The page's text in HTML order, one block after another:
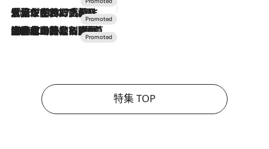
2026.7.17
「土佐和ハーブかき氷」がOMO7高知に登場！生姜、山椒、大葉など目にも舌にも涼を呼ぶ郷土の味
2026.7.10
NEW OPEN！【界 草津】名湯の地に誕生。趣の異なる2種の温泉と上州ならではの会席・蕎麦割烹など美食を味わう究極の癒やし旅
特集 TOP